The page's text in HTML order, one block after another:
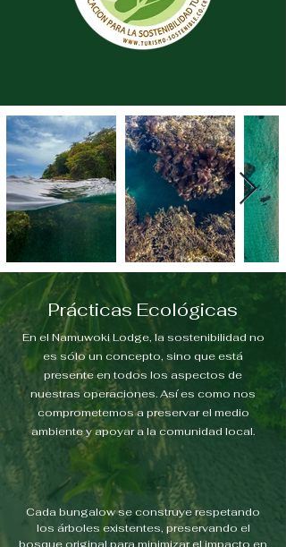
Prácticas Ecológicas
En el Namuwoki Lodge, la sostenibilidad no
es sólo un concepto, sino que está
presente en todos los aspectos de
nuestras operaciones. Así es como nos
comprometemos a preservar el medio
ambiente y apoyar a la comunidad local.
Cada bungalow se construye respetando
los árboles existentes, preservando el